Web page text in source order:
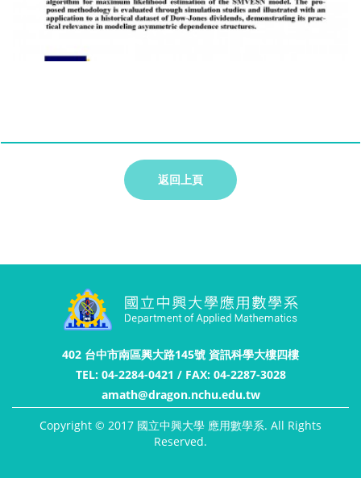
返回上頁
402 台中市南區興大路145號 資訊科學大樓四樓
TEL: 04-2284-0421 / FAX: 04-2287-3028
amath@dragon.nchu.edu.tw
Copyright © 2017 國立中興大學 應用數學系. All Rights
Reserved.